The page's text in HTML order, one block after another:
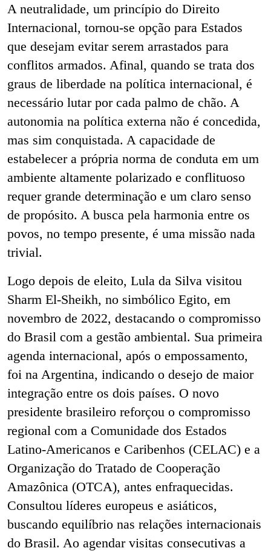
A neutralidade, um princípio do Direito
Internacional, tornou-se opção para Estados
que desejam evitar serem arrastados para
conflitos armados. Afinal, quando se trata dos
graus de liberdade na política internacional, é
necessário lutar por cada palmo de chão. A
autonomia na política externa não é concedida,
mas sim conquistada. A capacidade de
estabelecer a própria norma de conduta em um
ambiente altamente polarizado e conflituoso
requer grande determinação e um claro senso
de propósito. A busca pela harmonia entre os
povos, no tempo presente, é uma missão nada
trivial.
Logo depois de eleito, Lula da Silva visitou
Sharm El-Sheikh, no simbólico Egito, em
novembro de 2022, destacando o compromisso
do Brasil com a gestão ambiental. Sua primeira
agenda internacional, após o empossamento,
foi na Argentina, indicando o desejo de maior
integração entre os dois países. O novo
presidente brasileiro reforçou o compromisso
regional com a Comunidade dos Estados
Latino-Americanos e Caribenhos (CELAC) e a
Organização do Tratado de Cooperação
Amazônica (OTCA), antes enfraquecidas.
Consultou líderes europeus e asiáticos,
buscando equilíbrio nas relações internacionais
do Brasil. Ao agendar visitas consecutivas a